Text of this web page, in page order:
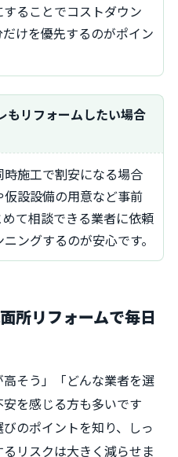
ることでコストダウン
けを優先するのがポイン
もリフォームしたい場合
設設備の用意など事前
て相談できる業者に依頼
ングするのが安心です。
所リフォームで毎日
そう」「どんな業者を選
を感じる方も多いです
のポイントを知り、しっ
リスクは大きく減らせま